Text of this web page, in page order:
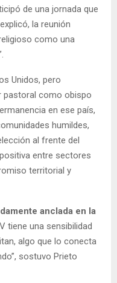
de una jornada que
la reunión
como una
Unidos, pero
pastoral como obispo
en ese país,
humildes,
al frente del
entre sectores
territorial y
anclada en la
tiene una sensibilidad
algo que lo conecta
sostuvo Prieto